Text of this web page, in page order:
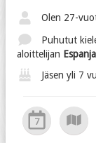
Olen 27-
Puhutut
aloittelijan Espanja
Jäsen yli 7
7